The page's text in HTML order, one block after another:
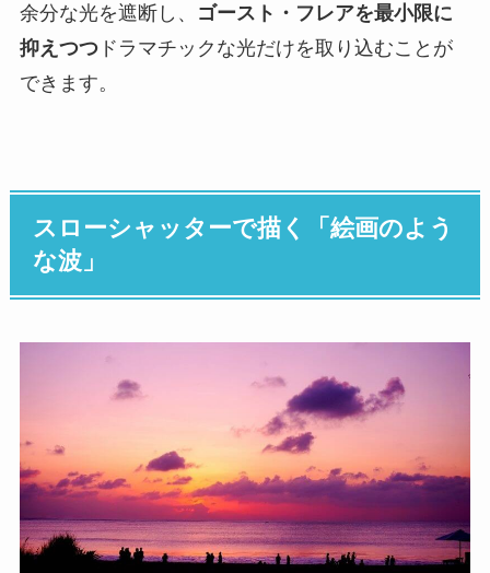
余分な光を遮断し、
ゴースト・フレアを最小限に
抑えつつドラマチックな光だけを取り込むことが
できます。
スローシャッターで描く「絵画のよう
な波」